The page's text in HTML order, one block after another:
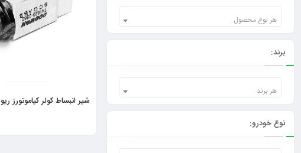
شیر انبساط کولر کیاموتورز ریو
هر نوع محصول :
برند:
هر برند :
نوع خودرو: